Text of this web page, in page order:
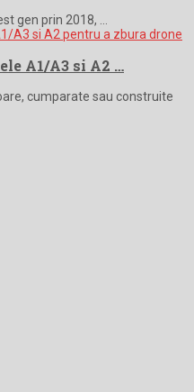
gen prin 2018, …
A1/A3 si A2 …
cumparate sau construite